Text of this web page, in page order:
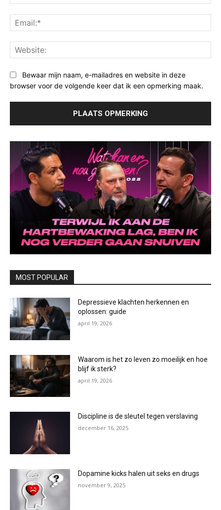
Bewaar mijn naam, e-mailadres en website in deze
browser voor de volgende keer dat ik een opmerking maak.
MOST POPULAR
Depressieve klachten herkennen en
oplossen: guide
april 19, 2026
Waarom is het zo leven zo moeilijk en hoe
blijf ik sterk?
april 19, 2026
Discipline is de sleutel tegen verslaving
december 16, 2025
Dopamine kicks halen uit seks en drugs
november 9, 2025